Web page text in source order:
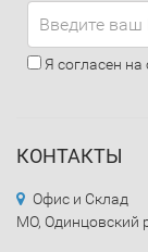
Я согласен на
КОНТАКТЫ
Офис и Склад
МО, Одинцовский